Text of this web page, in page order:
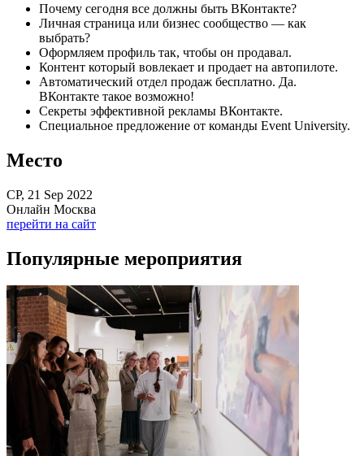
Почему сегодня все должны быть ВКонтакте?
Личная страница или бизнес сообщество — как
выбрать?
Оформляем профиль так, чтобы он продавал.
Контент который вовлекает и продает на автопилоте.
Автоматический отдел продаж бесплатно. Да.
ВКонтакте такое возможно!
Секреты эффективной рекламы ВКонтакте.
Специальное предложение от команды Event University.
Место
СР, 21 Sep 2022
Онлайн Москва
перейти на сайт
Популярные мероприятия